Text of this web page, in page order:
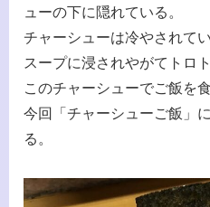
ューの下に隠れている。
チャーシューは冷やされて
スープに浸されやがてトロ
このチャーシューでご飯を
今回「チャーシューご飯」
る。